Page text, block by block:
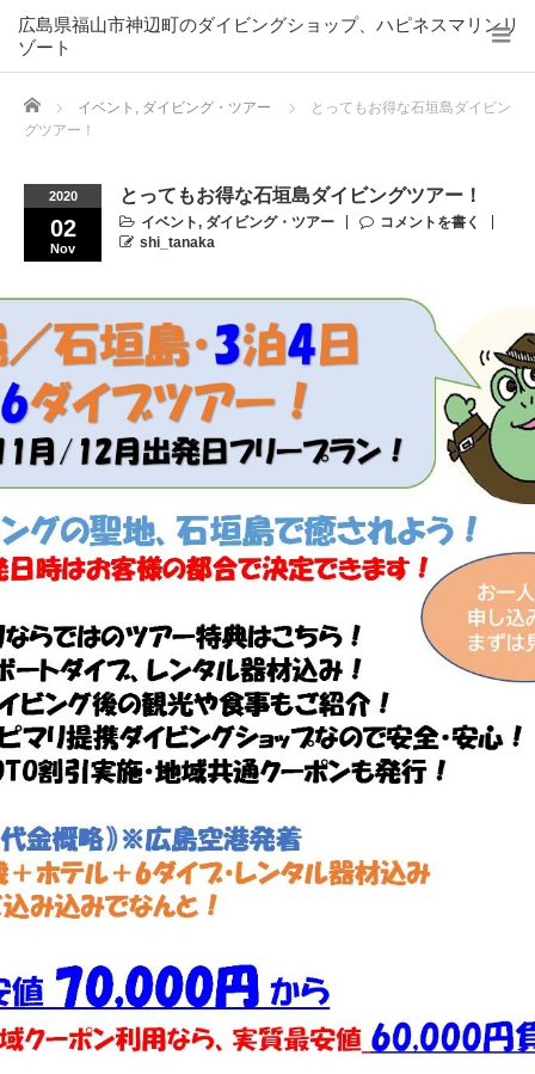
広島県福山市神辺町のダイビングショップ、ハピネスマリンリ
ゾート
Home イベント , ダイビング・ツアー
とってもお得な石垣島ダイビン
グツアー！
2020
02
Nov
とってもお得な石垣島ダイビングツアー！
イベント, ダイビング・ツアー
コメントを書く
shi_tanaka